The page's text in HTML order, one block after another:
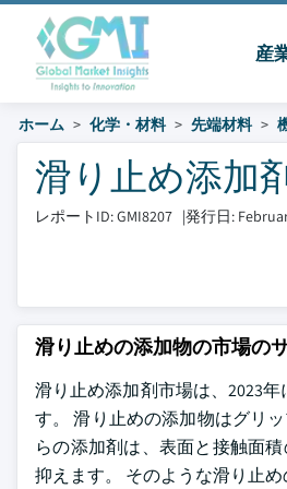
産
ホーム 化学・材料 先端材料
滑り止め添加
レポートID: GMI8207 |発行日:
滑り止めの添加物の市場の
滑り止め添加剤市場は、2023年
す。 滑り止めの添加物はグリ
らの添加剤は、表面と接触面
抑えます。 そのような滑り止